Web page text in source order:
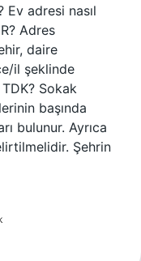
Ev adresi nasıl
Adres
daire
il şeklinde
TDK? Sokak
başında
bulunur. Ayrıca
Şehrin